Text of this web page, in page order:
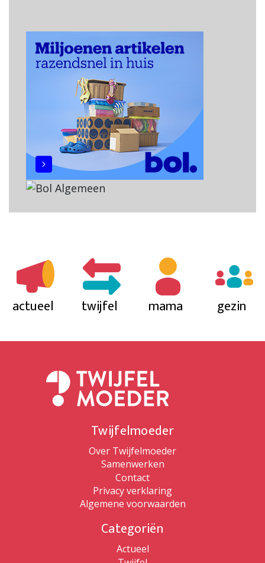
actueel twijfel mama gezin
Twijfelmoeder
Over Twijfelmoeder
Samenwerken
Contact
Privacy verklaring
Algemene voorwaarden
Categoriën
Actueel